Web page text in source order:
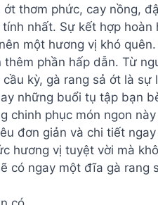
ớt thơm phức, cay nồng,
nhất. Sự kết hợp
một hương vị khó
thêm phần hấp dẫn. Từ
kỳ, gà rang sả ớt là
những buổi tụ tập bạn
chinh phục món ngon
đơn giản và chi tiết
hương vị tuyệt vời mà
có ngay một đĩa gà rang